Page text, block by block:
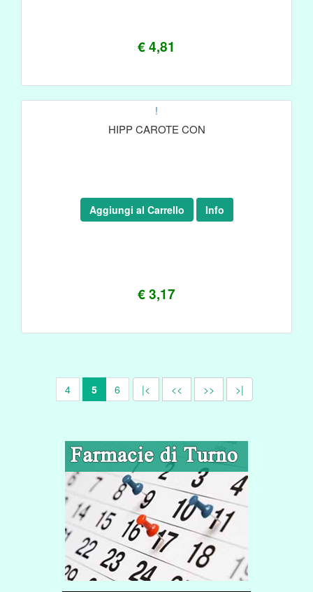
€ 4,81
!
HIPP CAROTE CON
€ 3,17
Aggiungi al Carrello Info
|< <<
4 5 6 >> >|